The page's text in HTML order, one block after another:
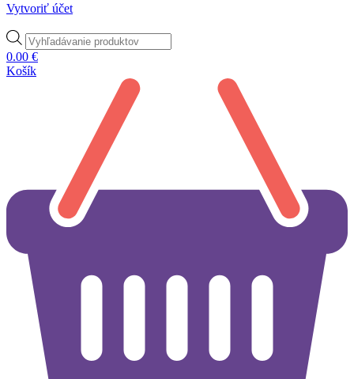
Vytvoriť účet
Products
search
0.00 €
Košík